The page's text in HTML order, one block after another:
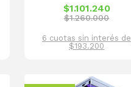
$1.101.240
$1.260.000
6 cuotas sin interés de
$193.200